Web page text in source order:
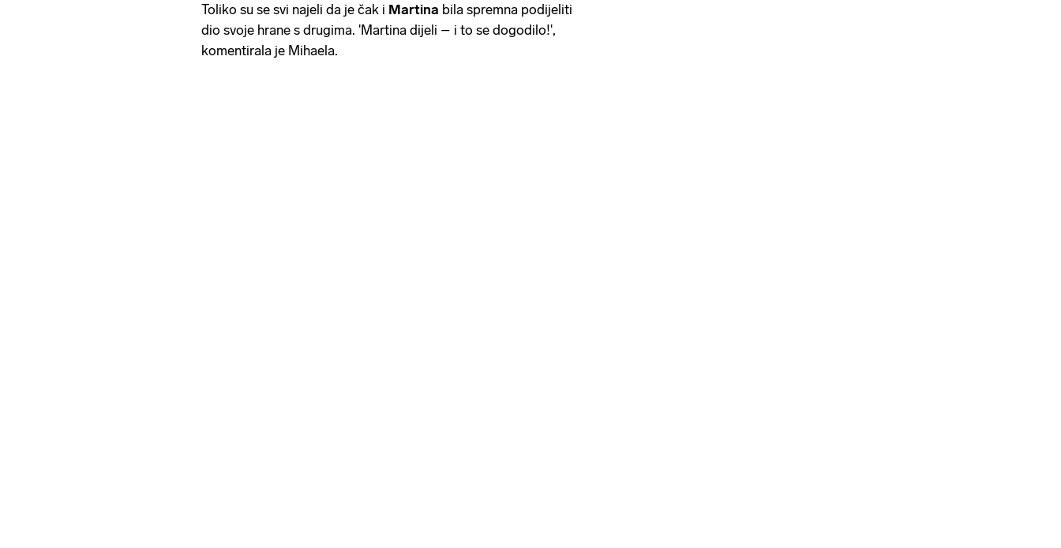
Toliko su se svi najeli da je čak i Martina bila spremna podijeliti
dio svoje hrane s drugima. 'Martina dijeli – i to se dogodilo!',
komentirala je Mihaela.